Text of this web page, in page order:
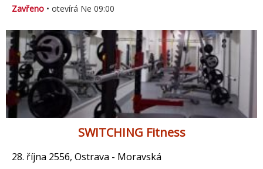
Zavřeno • otevírá Ne 09:00
SWITCHING Fitness
28. října 2556, Ostrava - Moravská